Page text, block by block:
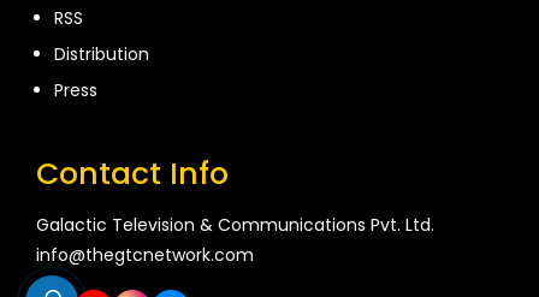
RSS
Distribution
Press
Contact Info
Galactic Television & Communications Pvt. Ltd.
info@thegtcnetwork.com